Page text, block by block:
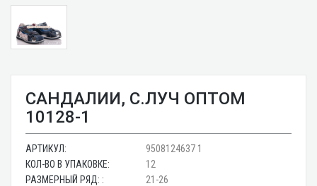
САНДАЛИИ, С.ЛУЧ ОПТОМ
10128-1
АРТИКУЛ:
9508124637 1
КОЛ-ВО В УПАКОВКЕ:
12
РАЗМЕРНЫЙ РЯД: :
21-26